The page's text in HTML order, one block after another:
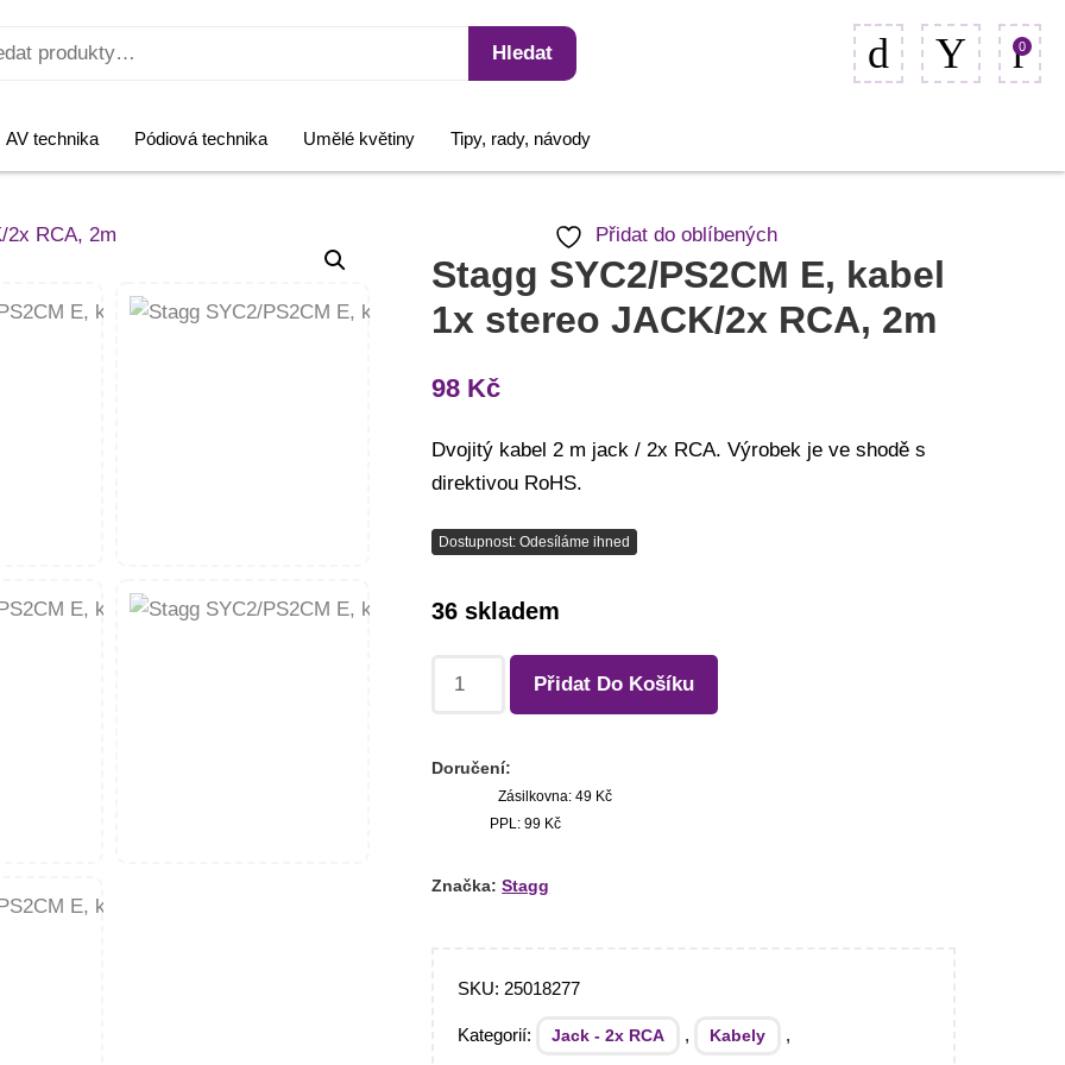
Hledat 0
AV technika Pódiová technika Umělé květiny Tipy, rady, návody
Přidat do oblíbených
Stagg SYC2/PS2CM E, kabel
1x stereo JACK/2x RCA, 2m
98 Kč
Dvojitý kabel 2 m jack / 2x RCA. Výrobek je ve shodě s
direktivou RoHS.
Dostupnost: Odesíláme ihned
36 skladem
Přidat Do Košíku
Doručení:
Zásilkovna: 49 Kč
PPL: 99 Kč
Značka: Stagg
SKU: 25018277
Kategorií: Jack - 2x RCA , Kabely ,